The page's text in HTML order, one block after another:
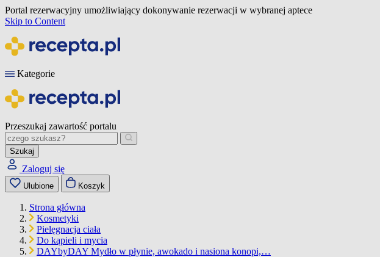
Portal rezerwacyjny umożliwiający dokonywanie rezerwacji w wybranej aptece
Skip to Content
Kategorie
Przeszukaj zawartość portalu
Szukaj
Zaloguj się
Ulubione Koszyk
Strona główna
Kosmetyki
Pielęgnacja ciała
Do kąpieli i mycia
DAYbyDAY Mydło w płynie, awokado i nasiona konopi,…